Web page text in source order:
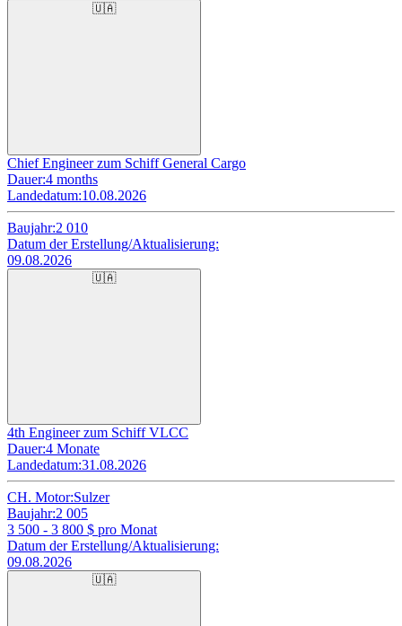
🇺🇦
Chief Engineer zum Schiff General Cargo
Dauer:4 months
Landedatum:10.08.2026
Baujahr:2 010
Datum der Erstellung/Aktualisierung:
09.08.2026
🇺🇦
4th Engineer zum Schiff VLCC
Dauer:4 Monate
Landedatum:31.08.2026
CH. Motor:Sulzer
Baujahr:2 005
3 500 - 3 800 $ pro Monat
Datum der Erstellung/Aktualisierung:
09.08.2026
🇺🇦